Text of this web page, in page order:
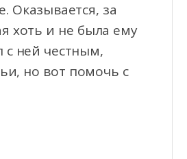
Оказывается, за
хоть и не была ему
с ней честным,
но вот помочь с